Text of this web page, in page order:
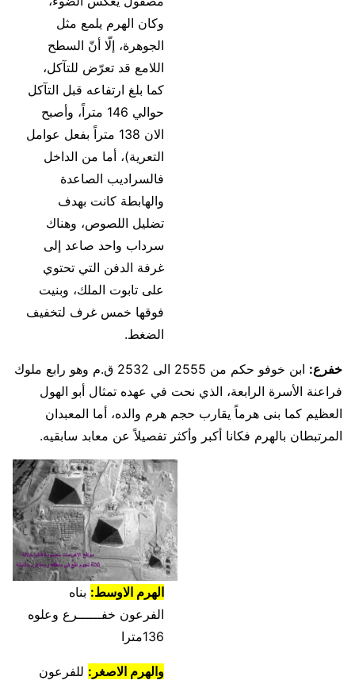
وكان الهرم يلمع مثل
الجوهرة، إلّا أنّ السطح
اللامع قد تعرّض للتآكل،
كما بلغ ارتفاعه قبل التآكل
حوالي 146 متراً، وأصبح
الان 138 متراً بفعل عوامل
التعرية)، أما من الداخل
فالسراديب الصاعدة
والهابطة كانت بهدف
تضليل اللصوص، وهناك
سرداب واحد صاعد إلى
غرفة الدفن التي تحتوي
على تابوت الملك، وبنيت
فوقها خمس غرف لتخفيف
الضغط.
خفرع:
ابن خوفو حكم من 2555 الى 2532 ق.م وهو رابع ملوك
فراعنة الأسرة الرابعة، الذي نحت في عهده تمثال أبو الهول
العظيم كما بنى هرماً يقارب حجم هرم والده، أما المعبدان
المرتبطان بالهرم فكانا أكبر وأكثر تفصيلاً عن معابد سابقيه.
الهرم الاوسط: بناه
الفرعون خفــــــرع وعلوه
136مترا
والهرم الاصغر: للفرعون